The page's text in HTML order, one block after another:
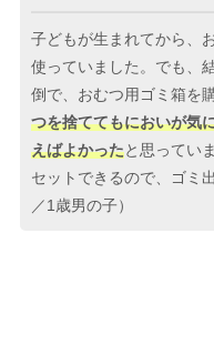
子どもが生まれてから、
使っていました。でも、
倒で、おむつ用ゴミ箱を
つを捨ててもにおいが気
えばよかったと思ってい
セットできるので、ゴミ
／1歳男の子）